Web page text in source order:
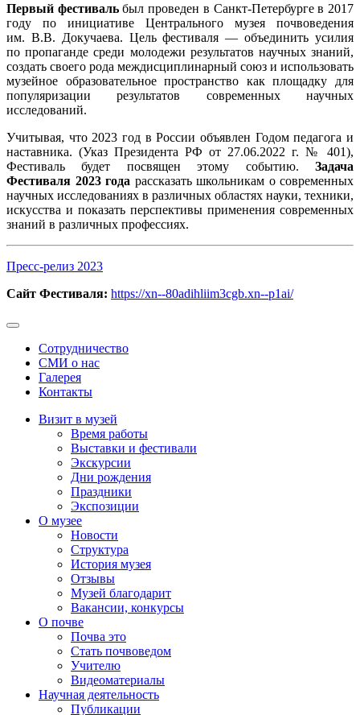
Первый фестивальбыл проведен в Санкт-Петербурге в 2017
году по инициативе Центрального музея почвоведения
им. В.В. Докучаева. Цель фестиваля — объединить усилия
по пропаганде среди молодежи результатов научных знаний,
создать своего рода междисциплинарный союз и использовать
музейное образовательное пространство как площадку для
популяризации результатов современных научных
исследований.
Учитывая, что 2023 год в России объявлен Годом педагога и
наставника. (Указ Президента РФ от 27.06.2022 г. № 401),
Фестиваль будет посвящен этому событию. Задача
Фестиваля 2023 года рассказать школьникам о современных
научных исследованиях в различных областях науки, техники,
искусства и показать перспективы применения современных
знаний в различных профессиях.
Пресс-релиз 2023
Сайт Фестиваля: https://xn--80adihliim3cgb.xn--p1ai/
Сотрудничество
СМИ о нас
Галерея
Контакты
Визит в музей
Время работы
Выставки и фестивали
Экскурсии
Дни рождения
Праздники
Экспозиции
О музее
Новости
Структура
История музея
Отзывы
Музей благодарит
Вакансии, конкурсы
О почве
Почва это
Стать почвоведом
Учителю
Видеоматериалы
Научная деятельность
Публикации